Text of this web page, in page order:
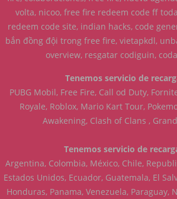
volta, nicoo, free fire redeem code ff
redeem code site, indian hacks, code
bắn đồng đội trong free fire, vietapkdl,
overview, resgatar codiguin,
Tenemos servicio de
PUBG Mobil, Free Fire, Call od Duty,
Royale, Roblox, Mario Kart Tour,
Awakening, Clash of Clans ,
Tenemos servicio de
Argentina, Colombia, México, Chile,
Estados Unidos, Ecuador, Guatemala, El
Honduras, Panama, Venezuela, Paraguay,